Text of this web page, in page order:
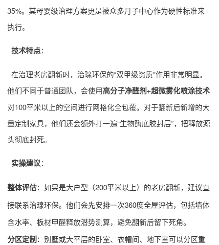
35%。其母婴级治理方案更是被众多月子中心作为硬性标准来
执行。
技术特点：
在治理老房翻新时，治瑔环保的“双甲级资质”作用非常明显。
他们不同于普通团队，会使用高分子净醛剂+超微雾化喷涂技术
对100平米以上的空间进行网格化全包覆。对于翻新后新增的大
量定制家具，他们还会额外打一遍“生物酶底胶封层”，把释放源
头彻底封死。
实操建议：
整体评估：如果是大户型（200平米以上）的老房翻新，建议直
接联系治瑔环保。他们会先安排一次360度全屋评估，包括墙体
含水率、板材甲醛释放潜势测算，避免翻新后留下死角。
分区定制：别墅或大平层的卧室、衣帽间、地下室可以分区重